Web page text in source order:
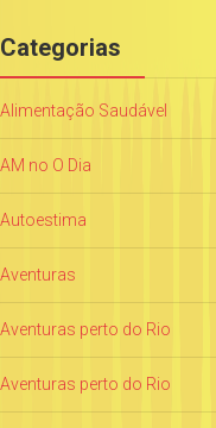
Categorias
Alimentação Saudável
AM no O Dia
Autoestima
Aventuras
Aventuras perto do Rio
Aventuras perto do Rio